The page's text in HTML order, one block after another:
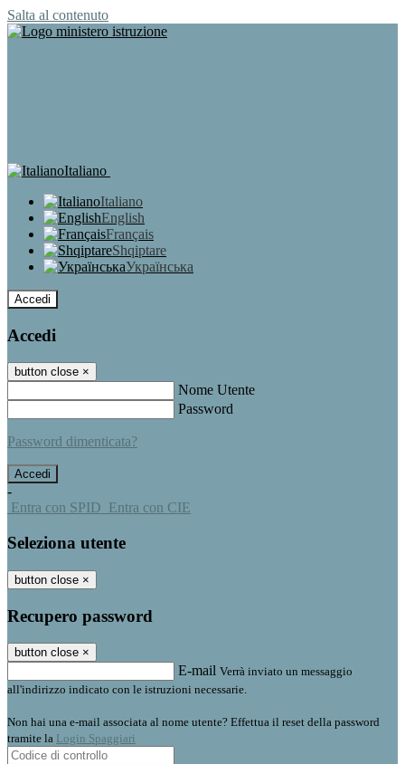
Salta al contenuto
Italiano
Italiano
English
Français
Shqiptare
Українська
Accedi
Accedi
button close ×
Nome Utente
Password
Password dimenticata?
-
Entra con SPID Entra con CIE
Seleziona utente
button close ×
Recupero password
button close ×
E-mail Verrà inviato un messaggio
all'indirizzo indicato con le istruzioni necessarie.
Non hai una e-mail associata al nome utente? Effettua il reset della password
tramite la Login Spaggiari